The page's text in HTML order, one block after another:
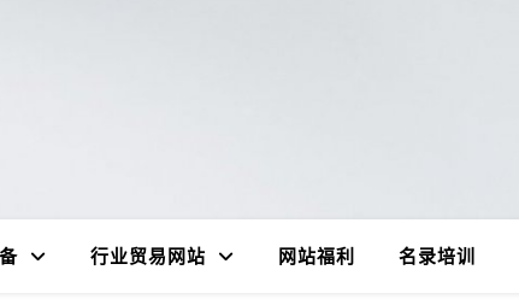
行业贸易网站 网站福利 名录培训